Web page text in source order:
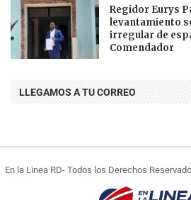
Regidor Eurys
levantamiento
irregular de
Comendador
LLEGAMOS A TU CORREO
En la Linea RD- Todos los Derechos